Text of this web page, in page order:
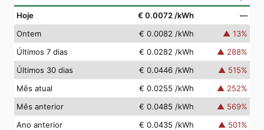
Hoje € 0.0072 /kWh
—
Ontem
€ 0.0082 /kWh ▲ 13%
Últimos 7 dias
€ 0.0282 /kWh ▲ 288%
Últimos 30 dias
€ 0.0446 /kWh ▲ 515%
Mês atual
€ 0.0255 /kWh ▲ 252%
Mês anterior
€ 0.0485 /kWh ▲ 569%
Ano anterior
€ 0.0435 /kWh ▲ 501%